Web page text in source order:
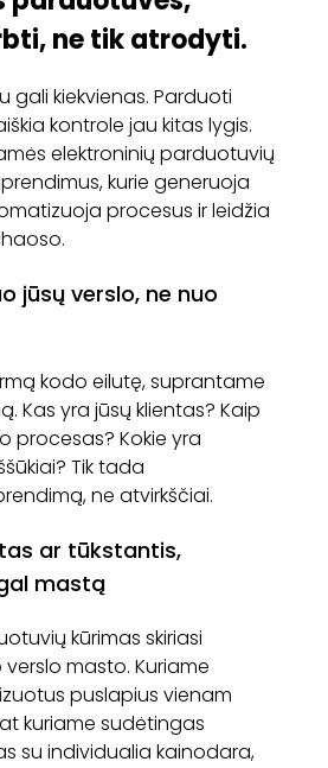
ne tik atrodyti.
gali kiekvienas. Parduoti
kontrole jau kitas lygis.
elektroninių parduotuvių
kurie generuoja
procesus ir leidžia
jūsų verslo, ne nuo
kodo eilutę, suprantame
Kas yra jūsų klientas? Kaip
procesas? Kokie yra
Tik tada
ne atvirkščiai.
ar tūkstantis,
mastą
kūrimas skiriasi
masto. Kuriame
puslapius vienam
kuriame sudėtingas
su individualia kainodara,